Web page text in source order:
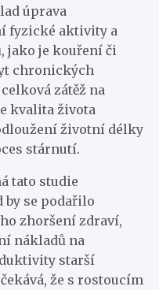
úprava
fyzické aktivity a
jako je kouření či
chronických
zátěž na
kvalita života
životní délky
stárnutí.
tato studie
by se podařilo
zhoršení zdraví,
nákladů na
starší
že s rostoucím